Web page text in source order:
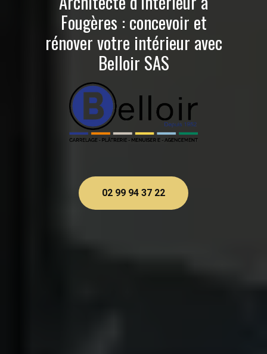
Fougères : concevoir et
rénover votre intérieur avec
Belloir SAS
02 99 94 37 22